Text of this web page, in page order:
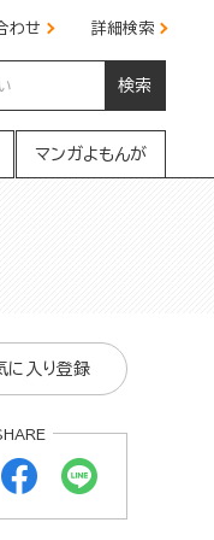
わせ 詳細検索
検索
マンガよもんが
に入り登録